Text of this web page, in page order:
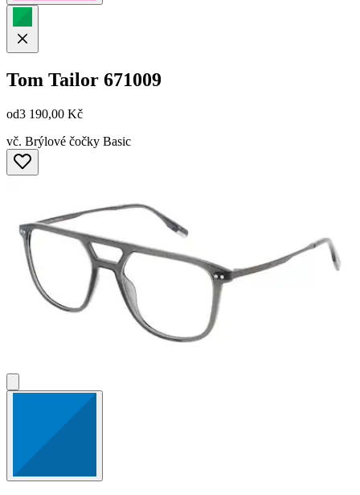
Tom Tailor 671009
od3 190,00 Kč
vč. Brýlové čočky Basic